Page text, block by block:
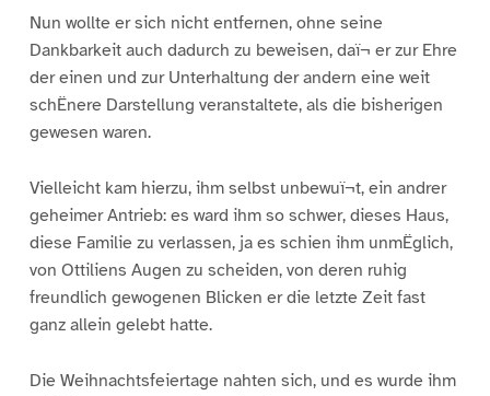
Nun wollte er sich nicht entfernen, ohne seine
Dankbarkeit auch dadurch zu beweisen, daï¬ er zur Ehre
der einen und zur Unterhaltung der andern eine weit
schËnere Darstellung veranstaltete, als die bisherigen
gewesen waren.
Vielleicht kam hierzu, ihm selbst unbewuï¬t, ein andrer
geheimer Antrieb: es ward ihm so schwer, dieses Haus,
diese Familie zu verlassen, ja es schien ihm unmËglich,
von Ottiliens Augen zu scheiden, von deren ruhig
freundlich gewogenen Blicken er die letzte Zeit fast
ganz allein gelebt hatte.
Die Weihnachtsfeiertage nahten sich, und es wurde ihm